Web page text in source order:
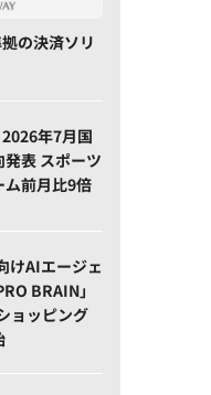
の決済ソリ
年7月国
表 スポーツ
ム前月比9倍
けAIエージェ
BRAIN」
ョッピング